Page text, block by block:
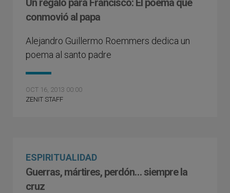
Un regalo para Francisco: El poema que
conmovió al papa
Alejandro Guillermo Roemmers dedica un
poema al santo padre
OCT 16, 2013 00:00
ZENIT STAFF
ESPIRITUALIDAD
Guerras, mártires, perdón… siempre la
cruz